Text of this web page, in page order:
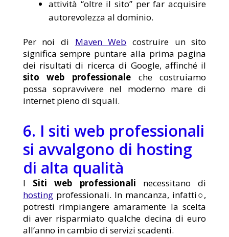
attività “oltre il sito” per far acquisire
autorevolezza al dominio.
Per noi di Maven Web costruire un sito
significa sempre puntare alla prima pagina
dei risultati di ricerca di Google, affinché il
sito web professionale che costruiamo
possa sopravvivere nel moderno mare di
internet pieno di squali.
6. I siti web professionali
si avvalgono di hosting
di alta qualità
I Siti web professionali necessitano di
hostingprofessionali. In mancanza, infatti○,
potresti rimpiangere amaramente la scelta
di aver risparmiato qualche decina di euro
all’anno in cambio di servizi scadenti.